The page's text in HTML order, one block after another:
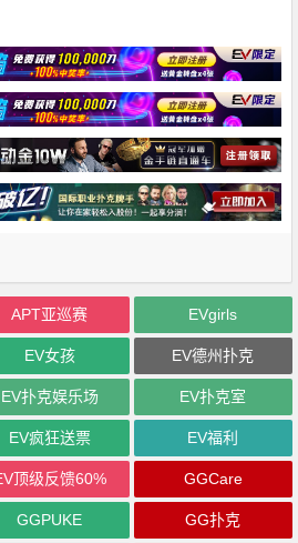
APT亚巡赛 EVgirls
EV女孩 EV德州扑克
EV扑克娱乐场 EV扑克室
EV疯狂送票 EV福利
顶级反馈60% GGCare
GGPUKE GG扑克